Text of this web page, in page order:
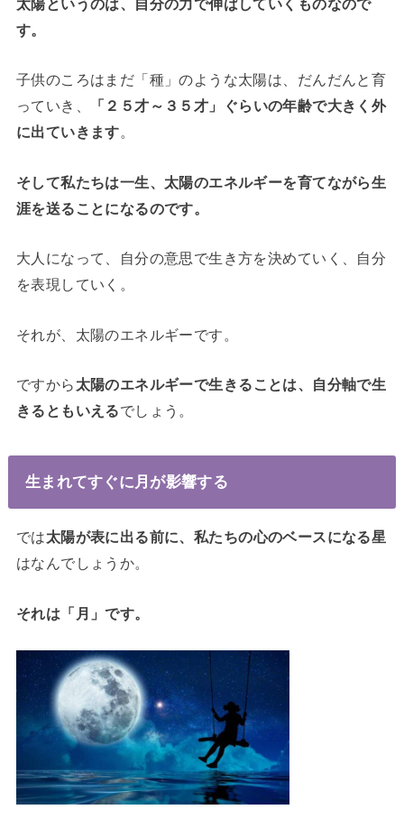
太陽というのは、自分の力で伸ばしていくものなので
す。
子供のころはまだ「種」のような太陽は、だんだんと育
っていき、
「２５才～３５才」ぐらいの年齢で大きく外
に出ていきます。
そして私たちは一生、太陽のエネルギーを育てながら生
涯を送ることになるのです。
大人になって、自分の意思で生き方を決めていく、自分
を表現していく。
それが、太陽のエネルギーです。
ですから 太陽のエネルギーで生きることは、自分軸で生
きるともいえるでしょう。
生まれてすぐに月が影響する
では太陽が表に出る前に、私たちの心のベースになる星
はなんでしょうか。
それは「月」です。